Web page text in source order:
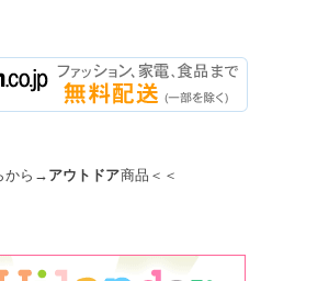
から→アウトドア商品＜＜